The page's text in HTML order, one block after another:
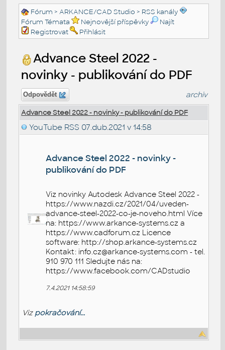
Fórum >ARKANCE/CAD Studio > RSS kanály
Fórum Témata
Nejnovější příspěvky
Najít
Registrovat
Přihlásit
Advance Steel 2022 -
novinky - publikování do PDF
Odpovědět archiv
Advance Steel 2022 - novinky - publikování do PDF
YouTube RSS 07.dub.2021 v 14:58
Advance Steel 2022 - novinky -
publikování do PDF
Viz novinky Autodesk Advance Steel 2022 -
https://www.nazdi.cz/2021/04/uveden-
advance-steel-2022-co-je-noveho.html Více
na: https://www.arkance-systems.cz a
https://www.cadforum.cz Licence
software: http://shop.arkance-systems.cz
Kontakt: info.cz@arkance-systems.com - tel.
910 970 111 Sledujte nás na:
https://www.facebook.com/CADstudio
7.4.2021 14:58:59
Viz pokračování...